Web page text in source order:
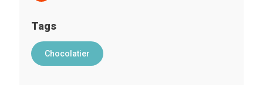
Tags
Chocolatier